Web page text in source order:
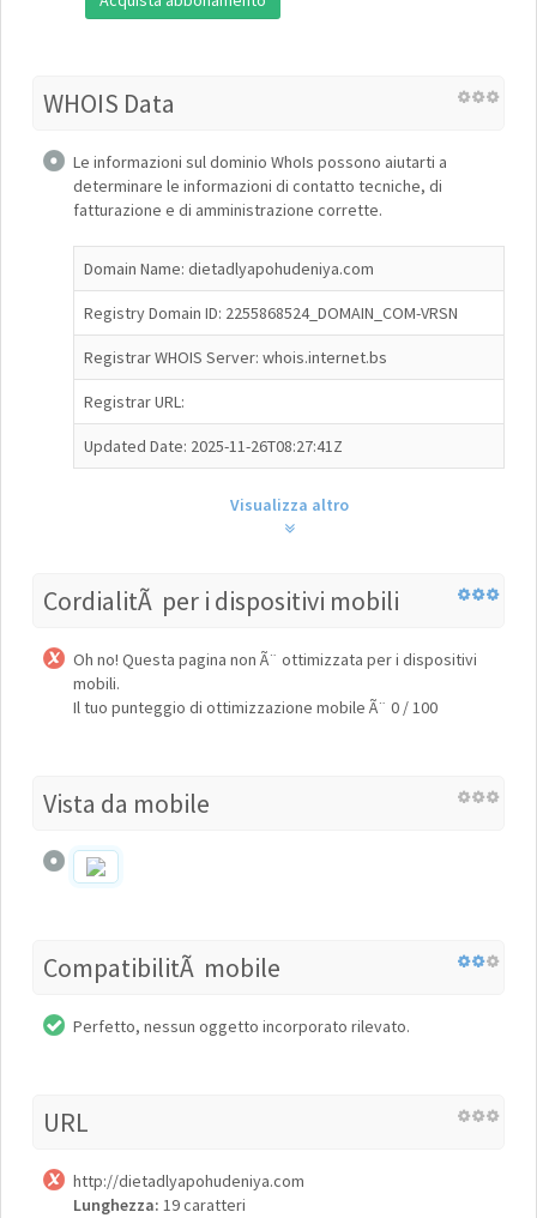
WHOIS Data
Le informazioni sul dominio WhoIs possono aiutarti a
determinare le informazioni di contatto tecniche, di
fatturazione e di amministrazione corrette.
Domain Name: dietadlyapohudeniya.com
Registry Domain ID: 2255868524_DOMAIN_COM-VRSN
Registrar WHOIS Server: whois.internet.bs
Registrar URL:
Updated Date: 2025-11-26T08:27:41Z
Visualizza altro
CordialitÃ per i dispositivi mobili
Oh no! Questa pagina non Ã¨ ottimizzata per i dispositivi
mobili.
Il tuo punteggio di ottimizzazione mobile Ã¨ 0 / 100
Vista da mobile
CompatibilitÃ mobile
Perfetto, nessun oggetto incorporato rilevato.
URL
http://dietadlyapohudeniya.com
Lunghezza: 19 caratteri